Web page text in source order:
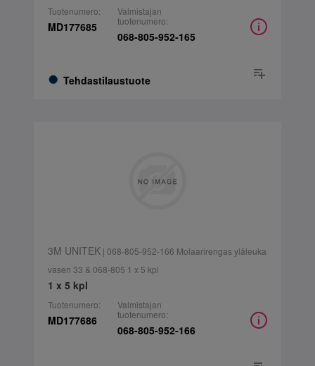
Tuotenumero:
MD177685
Tehdastilaustuote
Valmistajan
tuotenumero:
068-805-952-165
3M UNITEK| 068-805-952-166 Molaarirengas yläleuka
vasen 33 & 068-805 1 x 5 kpl
1 x 5 kpl
Tuotenumero:
MD177686
Valmistajan
tuotenumero:
068-805-952-166